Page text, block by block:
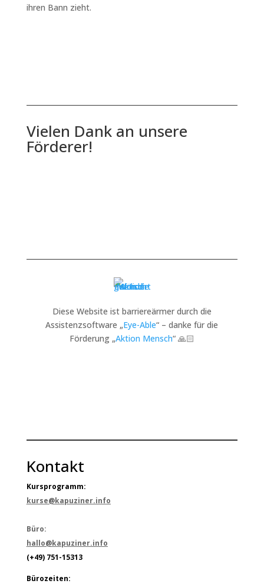
ihren Bann zieht.
Vielen Dank an unsere
Förderer!
Diese Website ist barriereärmer durch die
Assistenzsoftware „Eye-Able“ – danke für die
Förderung „Aktion Mensch“ 🙏🏻
Kontakt
Kursprogramm:
kurse@kapuziner.info
Büro:
hallo@kapuziner.info
(+49) 751-15313
Bürozeiten: